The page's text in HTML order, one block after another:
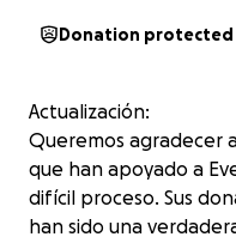
Donation protected
Actualización:
Queremos agradecer
que han apoyado a
difícil proceso. Sus
han sido una